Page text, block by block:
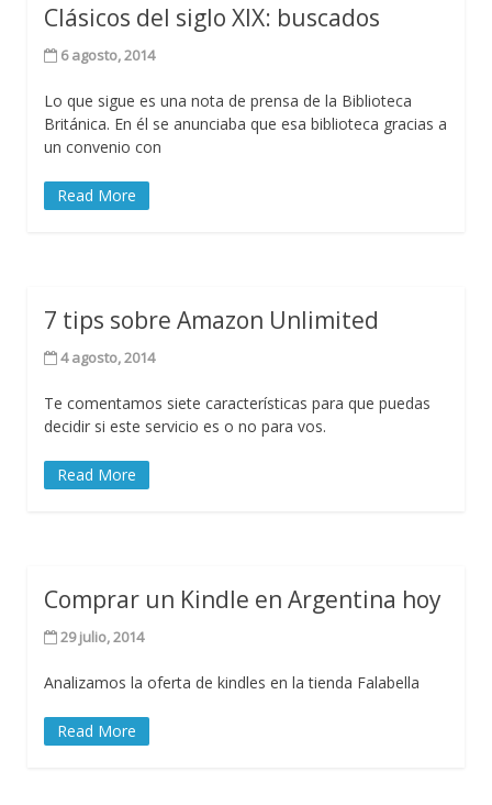
Clásicos del siglo XIX: buscados
6 agosto, 2014
Lo que sigue es una nota de prensa de la Biblioteca
Británica. En él se anunciaba que esa biblioteca gracias a
un convenio con
Read More
7 tips sobre Amazon Unlimited
4 agosto, 2014
Te comentamos siete características para que puedas
decidir si este servicio es o no para vos.
Read More
Comprar un Kindle en Argentina hoy
29 julio, 2014
Analizamos la oferta de kindles en la tienda Falabella
Read More